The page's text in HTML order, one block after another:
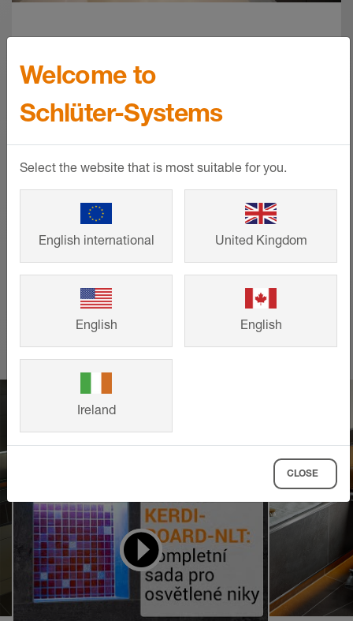
– inteligentní řešení značky Schlüter-
Nechte se inspirovat již dokončenými
stavebními projekty a rekonstrukcemi
našich zákazníků za účelem realizace
svého vlastního záměru.
VÍCE INFORMACÍ
a napodobování
Welcome to
Schlüter-Systems
Select the website that is most suitable for you.
English international United Kingdom
English English
Ireland
CLOSE